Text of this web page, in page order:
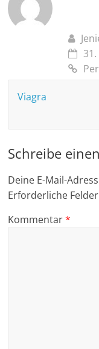
Viagra
Schreibe
Deine E-Mail-
Erforderliche
Kommentar*